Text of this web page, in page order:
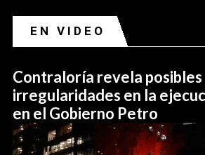
EN VIDEO
Contraloría revela posibles
irregularidades en la
en el Gobierno Petro